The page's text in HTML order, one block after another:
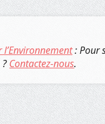
: Pour
Contactez-nous.